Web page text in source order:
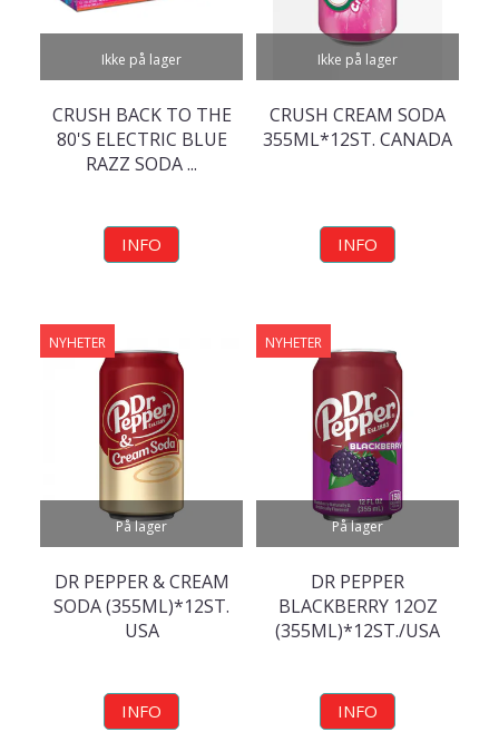
Ikke på lager
CRUSH BACK TO THE
80'S ELECTRIC BLUE
RAZZ SODA ...
INFO
Ikke på lager
CRUSH CREAM SODA
355ML*12ST. CANADA
INFO
På lager
NYHETER
DR PEPPER & CREAM
SODA (355ML)*12ST.
USA
INFO
På lager
NYHETER
DR PEPPER
BLACKBERRY 12OZ
(355ML)*12ST./USA
INFO